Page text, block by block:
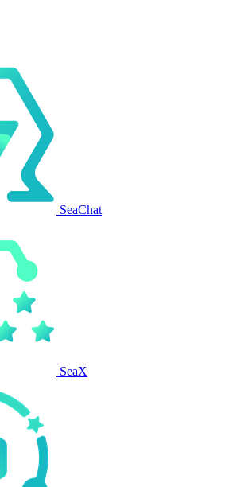
SeaChat
SeaX